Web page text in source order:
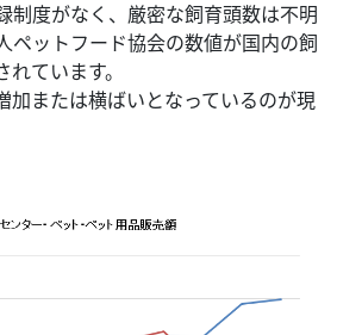
制度がなく、厳密な飼育頭数は不明
ペットフード協会の数値が国内の飼
ています。
加または横ばいとなっているのが現